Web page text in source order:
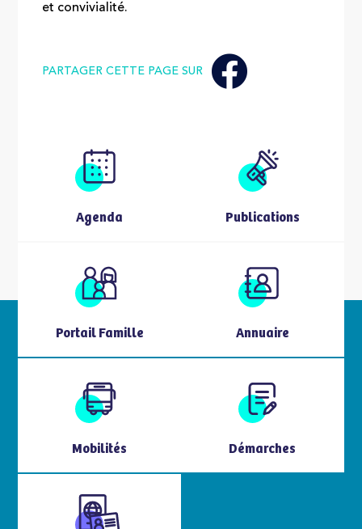
Agenda Publications
Portail Famille Annuaire
Mobilités Démarches
et convivialité.
PARTAGER CETTE PAGE SUR